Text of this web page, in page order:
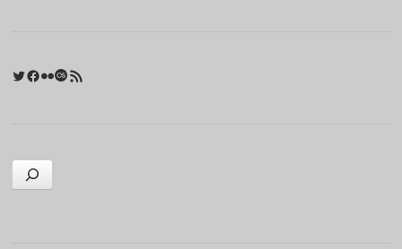
Twitter
Facebook
FlickrLast.fm
검색